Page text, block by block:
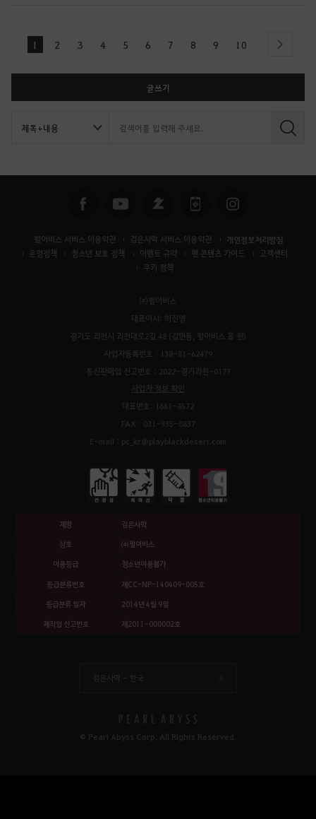
1 2 3 4 5 6 7 8 9 10 next
글쓰기
검
펄어비스 서비스 이용약관 검은사막 서비스 이용약관 개인정보처리방침
운영정책 청소년 보호 정책 이벤트 규약 팬 콘텐츠 가이드
고객센터
쿠키 정책
㈜펄어비스
대표이사: 허진영
경기도 과천시 과천대로2길 48 (갈현동, 펄어비스 홈 원)
사업자등록번호 : 138-81-62479
통신판매업 신고번호 : 2022-경기과천-0177
사업자 정보 확인
대표번호: 1661-8572
FAX : 031-935-0837
E-mail : pc_kr@playblackdesert.com
제명 검은사막
상호 ㈜펄어비스
이용등급 청소년이용불가
등급분류번호 제CC-NP-140409-005호
등급분류 일자 2014년 4월 9일
제작업 신고번호 제2011-000002호
검은사막 - 한국
© Pearl Abyss Corp. All Rights Reserved.